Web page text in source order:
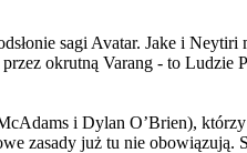
sagi Avatar. Jake i
okrutną Varang - to Ludzie
i Dylan O’Brien),
zasady już tu nie obowiązują.